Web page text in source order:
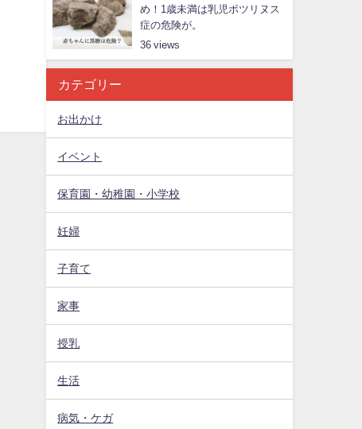
め！1歳未満は乳児ボツリヌス
症の危険が。
36
カテゴリー
お出かけ
イベント
保育園・幼稚園・小学校
妊婦
子育て
家事
授乳
生活
病気・ケガ